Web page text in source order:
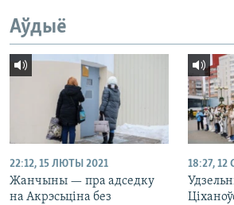
Аўдыё
22:12, 15 ЛЮТЫ 2021
Жанчыны — пра адседку
на Акрэсьціна без
18:27,